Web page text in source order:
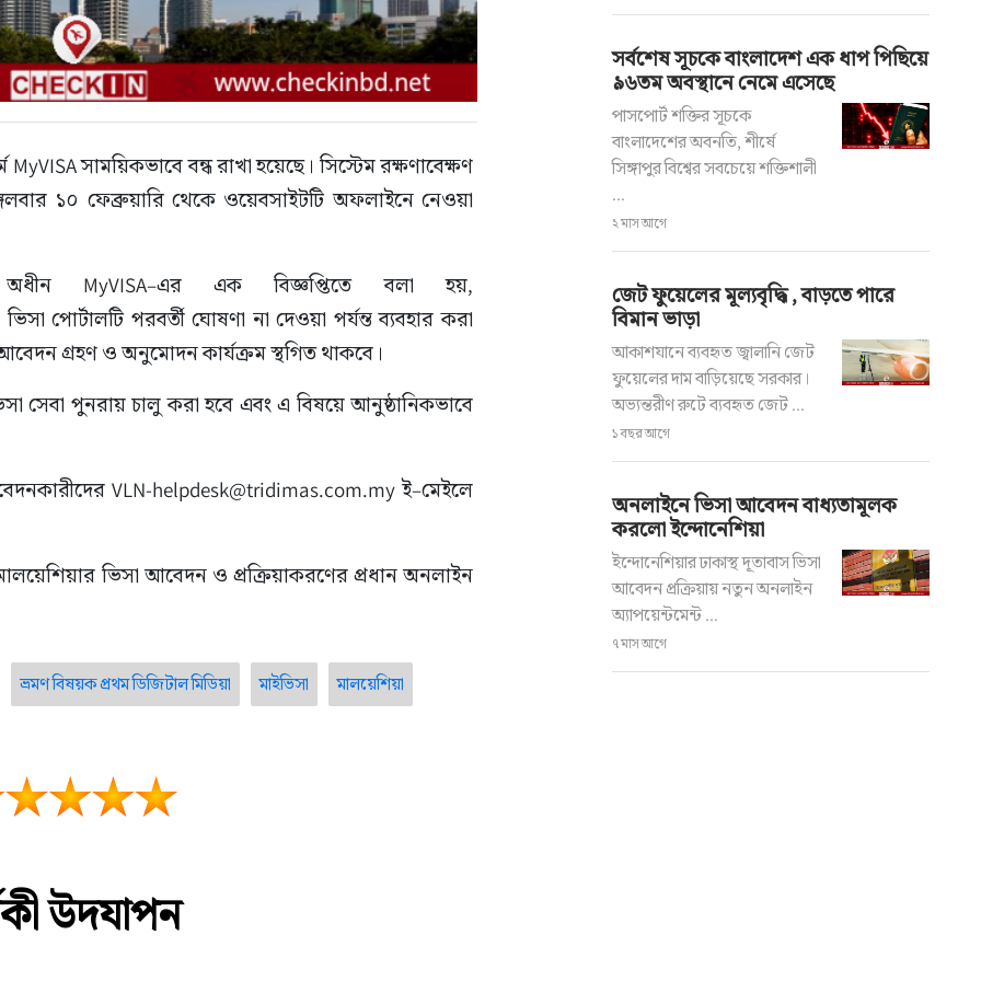
সাময়িকভাবে বন্ধ রাখা হয়েছে। সিস্টেম রক্ষণাবেক্ষণ
১০ ফেব্রুয়ারি থেকে ওয়েবসাইটটি অফলাইনে নেওয়া
অধীন MyVISA–এর এক বিজ্ঞপ্তিতে বলা হয়,
পোর্টালটি পরবর্তী ঘোষণা না দেওয়া পর্যন্ত ব্যবহার করা
গ্রহণ ও অনুমোদন কার্যক্রম স্থগিত থাকবে।
সেবা পুনরায় চালু করা হবে এবং এ বিষয়ে আনুষ্ঠানিকভাবে
VLN-helpdesk@tridimas.com.my ই–মেইলে
ভিসা আবেদন ও প্রক্রিয়াকরণের প্রধান অনলাইন
ভ্রমণ বিষয়ক প্রথম ডিজিটাল মিডিয়া মাইভিসা মালয়েশিয়া
উদযাপন
সর্বশেষ সূচকে বাংলাদেশ এক ধাপ পিছিয়ে
৯৬তম অবস্থানে নেমে এসেছে
পাসপোর্ট শক্তির সূচকে
বাংলাদেশের অবনতি, শীর্ষে
সিঙ্গাপুর বিশ্বের সবচেয়ে শক্তিশালী
...
২ মাস আগে
জেট ফুয়েলের মূল্যবৃদ্ধি , বাড়তে পারে
বিমান ভাড়া
আকাশযানে ব্যবহৃত জ্বালানি জেট
ফুয়েলের দাম বাড়িয়েছে সরকার।
অভ্যন্তরীণ রুটে ব্যবহৃত জেট ...
১ বছর আগে
অনলাইনে ভিসা আবেদন বাধ্যতামূলক
করলো ইন্দোনেশিয়া
ইন্দোনেশিয়ার ঢাকাস্থ দূতাবাস ভিসা
আবেদন প্রক্রিয়ায় নতুন অনলাইন
অ্যাপয়েন্টমেন্ট ...
৭ মাস আগে